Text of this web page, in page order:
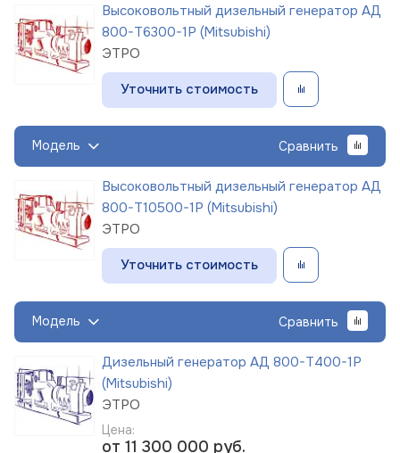
Высоковольтный дизельный генератор АД
800-Т6300-1Р (Mitsubishi)
ЭТРО
Уточнить стоимость
Модель Сравнить
Высоковольтный дизельный генератор АД
800-Т10500-1Р (Mitsubishi)
ЭТРО
Уточнить стоимость
Модель Сравнить
Дизельный генератор АД 800-Т400-1Р
(Mitsubishi)
ЭТРО
Цена:
от 11 300 000 руб.